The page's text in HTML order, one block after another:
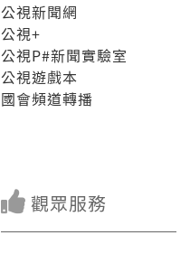
公視新聞網
公視+
公視P#新聞實驗室
公視遊戲本
國會頻道轉播
觀眾服務